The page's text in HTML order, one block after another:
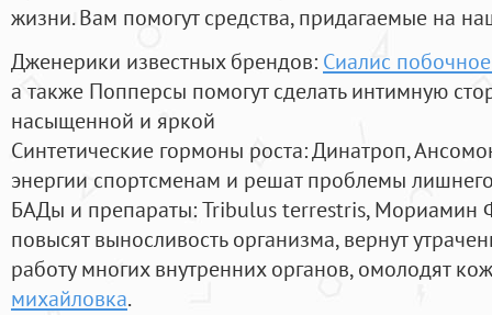
жизни. Вам помогут средства, придагаемые на
Дженерики известных брендов: Сиалис
а также Попперсы помогут сделать интимную
насыщенной и яркой
Синтетические гормоны роста: Динатроп,
энергии спортсменам и решат проблемы
БАДы и препараты:Tribulus terrestris, Мориамин
повысят выносливость организма, вернут
работу многих внутренних органов, омолодят
михайловка.